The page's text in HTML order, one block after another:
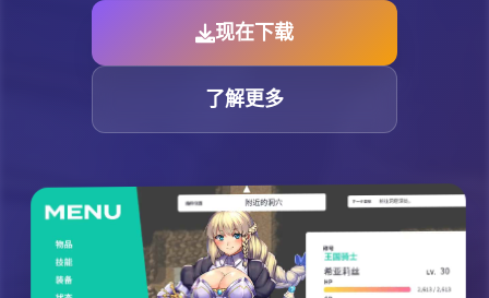
现在下载
了解更多